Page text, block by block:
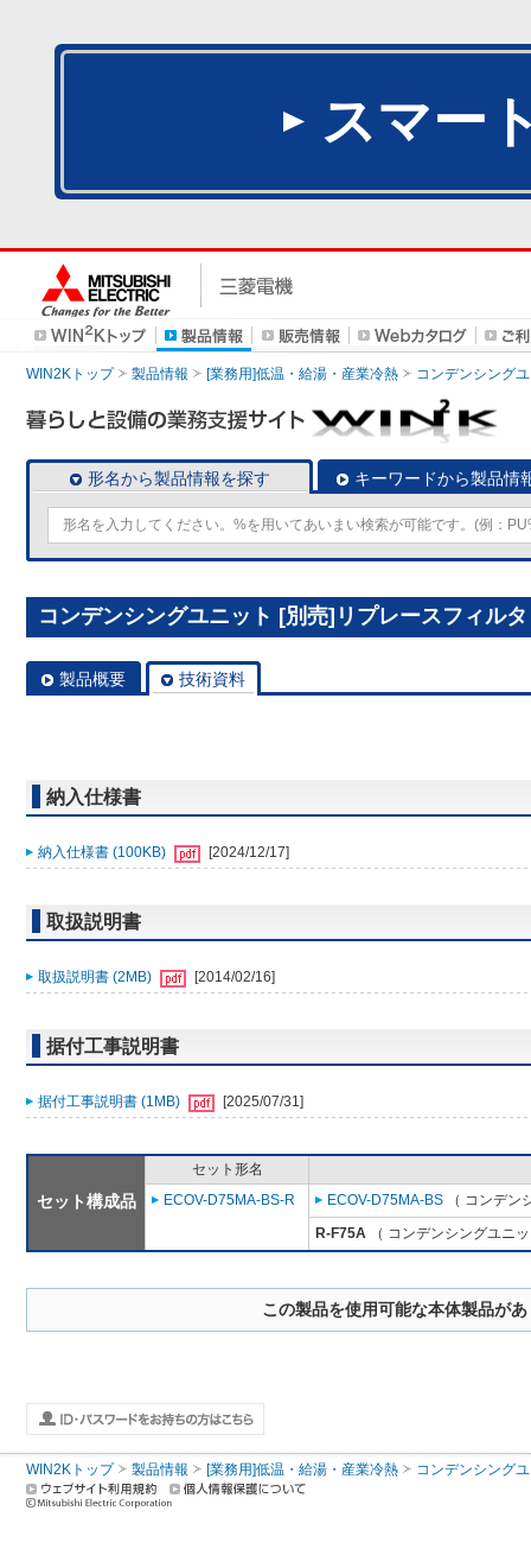
スマー
WIN2Kトップ 製品情報 [業務用]低温・給湯・産業冷熱 コンデンシング
形名から製品情報を探す キーワードから製品情
コンデンシングユニット [別売]リプレースフィル
製品概要 技術資料
納入仕様書
納入仕様書 (100KB) [2024/12/17]
取扱説明書
取扱説明書 (2MB) [2014/02/16]
据付工事説明書
据付工事説明書 (1MB) [2025/07/31]
セット構成品
セット形名
ECOV-D75MA-BS-R
ECOV-D75MA-BS （ コンデン
R-F75A （ コンデンシングユニ
この製品を使用可能な本体製品が
WIN2Kトップ 製品情報 [業務用]低温・給湯・産業冷熱 コンデンシング